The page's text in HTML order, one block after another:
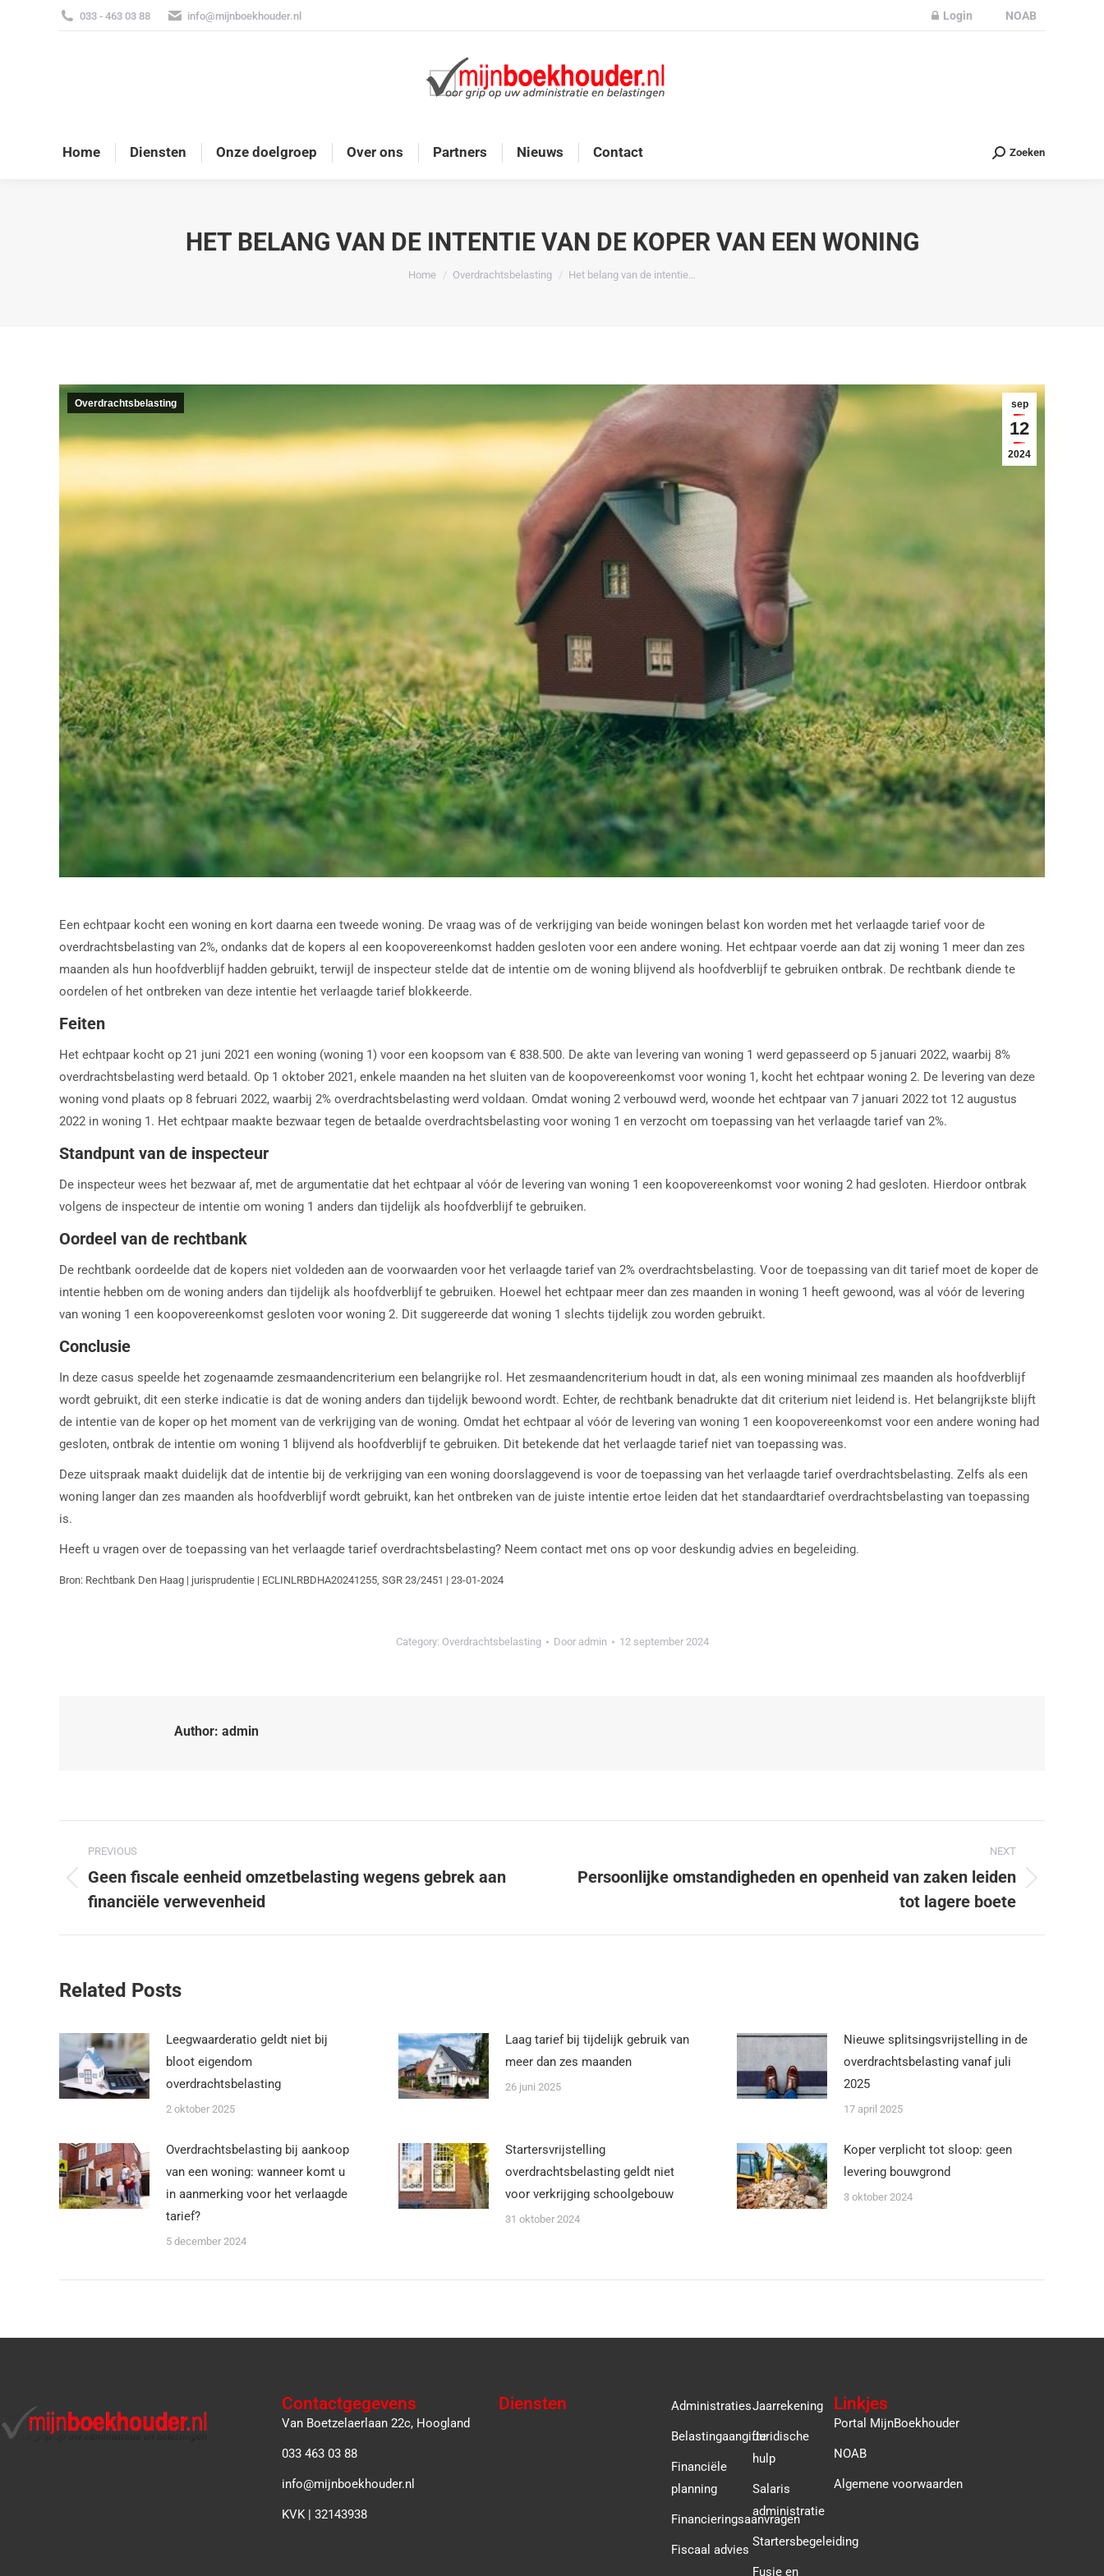
033 - 463 03 88 info@mijnboekhouder.nl Login NOAB
Home Diensten Onze doelgroep Over ons Partners Nieuws Contact Zoeken
HET BELANG VAN DE INTENTIE VAN DE KOPER VAN EEN WONING
Je bent hier:
Home Overdrachtsbelasting Het belang van de intentie…
sep
12
2024
Overdrachtsbelasting
Een echtpaar kocht een woning en kort daarna een tweede woning. De vraag was of de verkrijging van beide woningen belast kon worden met het verlaagde tarief voor de
overdrachtsbelasting van 2%, ondanks dat de kopers al een koopovereenkomst hadden gesloten voor een andere woning. Het echtpaar voerde aan dat zij woning 1 meer dan zes
maanden als hun hoofdverblijf hadden gebruikt, terwijl de inspecteur stelde dat de intentie om de woning blijvend als hoofdverblijf te gebruiken ontbrak. De rechtbank diende te
oordelen of het ontbreken van deze intentie het verlaagde tarief blokkeerde.
Feiten
Het echtpaar kocht op 21 juni 2021 een woning (woning 1) voor een koopsom van € 838.500. De akte van levering van woning 1 werd gepasseerd op 5 januari 2022, waarbij 8%
overdrachtsbelasting werd betaald. Op 1 oktober 2021, enkele maanden na het sluiten van de koopovereenkomst voor woning 1, kocht het echtpaar woning 2. De levering van deze
woning vond plaats op 8 februari 2022, waarbij 2% overdrachtsbelasting werd voldaan. Omdat woning 2 verbouwd werd, woonde het echtpaar van 7 januari 2022 tot 12 augustus
2022 in woning 1. Het echtpaar maakte bezwaar tegen de betaalde overdrachtsbelasting voor woning 1 en verzocht om toepassing van het verlaagde tarief van 2%.
Standpunt van de inspecteur
De inspecteur wees het bezwaar af, met de argumentatie dat het echtpaar al vóór de levering van woning 1 een koopovereenkomst voor woning 2 had gesloten. Hierdoor ontbrak
volgens de inspecteur de intentie om woning 1 anders dan tijdelijk als hoofdverblijf te gebruiken.
Oordeel van de rechtbank
De rechtbank oordeelde dat de kopers niet voldeden aan de voorwaarden voor het verlaagde tarief van 2% overdrachtsbelasting. Voor de toepassing van dit tarief moet de koper de
intentie hebben om de woning anders dan tijdelijk als hoofdverblijf te gebruiken. Hoewel het echtpaar meer dan zes maanden in woning 1 heeft gewoond, was al vóór de levering
van woning 1 een koopovereenkomst gesloten voor woning 2. Dit suggereerde dat woning 1 slechts tijdelijk zou worden gebruikt.
Conclusie
In deze casus speelde het zogenaamde zesmaandencriterium een belangrijke rol. Het zesmaandencriterium houdt in dat, als een woning minimaal zes maanden als hoofdverblijf
wordt gebruikt, dit een sterke indicatie is dat de woning anders dan tijdelijk bewoond wordt. Echter, de rechtbank benadrukte dat dit criterium niet leidend is. Het belangrijkste blijft
de intentie van de koper op het moment van de verkrijging van de woning. Omdat het echtpaar al vóór de levering van woning 1 een koopovereenkomst voor een andere woning had
gesloten, ontbrak de intentie om woning 1 blijvend als hoofdverblijf te gebruiken. Dit betekende dat het verlaagde tarief niet van toepassing was.
Deze uitspraak maakt duidelijk dat de intentie bij de verkrijging van een woning doorslaggevend is voor de toepassing van het verlaagde tarief overdrachtsbelasting. Zelfs als een
woning langer dan zes maanden als hoofdverblijf wordt gebruikt, kan het ontbreken van de juiste intentie ertoe leiden dat het standaardtarief overdrachtsbelasting van toepassing
is.
Heeft u vragen over de toepassing van het verlaagde tarief overdrachtsbelasting? Neem contact met ons op voor deskundig advies en begeleiding.
Bron: Rechtbank Den Haag | jurisprudentie | ECLINLRBDHA20241255, SGR 23/2451 | 23-01-2024
Category: Overdrachtsbelasting Door admin 12 september 2024
Author: admin
PREVIOUS
Geen fiscale eenheid omzetbelasting wegens gebrek aan
financiële verwevenheid
NEXT
Persoonlijke omstandigheden en openheid van zaken leiden
tot lagere boete
Related Posts
Leegwaarderatio geldt niet bij
bloot eigendom
overdrachtsbelasting
2 oktober 2025
Laag tarief bij tijdelijk gebruik van
meer dan zes maanden
26 juni 2025
Nieuwe splitsingsvrijstelling in de
overdrachtsbelasting vanaf juli
2025
17 april 2025
Overdrachtsbelasting bij aankoop
van een woning: wanneer komt u
in aanmerking voor het verlaagde
tarief?
5 december 2024
Startersvrijstelling
overdrachtsbelasting geldt niet
voor verkrijging schoolgebouw
31 oktober 2024
Koper verplicht tot sloop: geen
levering bouwgrond
3 oktober 2024
Contactgegevens
Van Boetzelaerlaan 22c, Hoogland
033 463 03 88
info@mijnboekhouder.nl
KVK | 32143938
Diensten Administraties
Belastingaangifte
Financiële
planning
Financieringsaanvragen
Fiscaal advies
Jaarrekening
Juridische
hulp
Salaris
administratie
Startersbegeleiding
Fusie en
Linkjes
Portal MijnBoekhouder
NOAB
Algemene voorwaarden
Home Diensten Onze doelgroep Over ons Partners Nieuws Contact Zoeken